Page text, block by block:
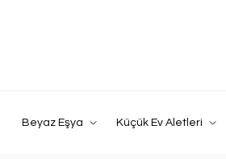
Beyaz Eşya Küçük Ev Aletleri